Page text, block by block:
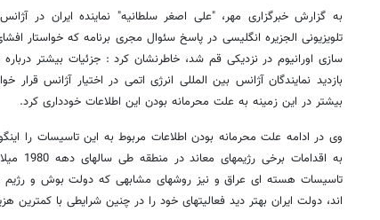
به گزارش خبرگزاری مهر، "علی اصغر سلطانیه" نماینده ایران در
تلویزیونی الجزیره انگلیسی در پاسخ سئوال مجری برنامه که خواستار
سازی اورانیوم در نزدیکی قم شد، خاطرنشان کرد : جزئیات بیشتر
بازدید نمایندگان آژانس بین المللی انرژی اتمی در اختیار آژانس
بیشتر در این زمینه به علت محرمانه بودن این اطلاعات خودداری کرد.
وی در ادامه علت محرمانه بودن اطلاعات مربوط به این تاسیسات را
به
تاسیسات هسته ای عراق و نیز روشهای مشابهی که دولت بوش و رژیم
اند، دولت ایران بهتر دید فعالیتهای خود را در چنین شرایطی با کمترین